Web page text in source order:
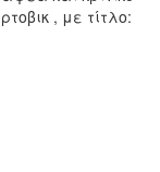
, με τίτλο: